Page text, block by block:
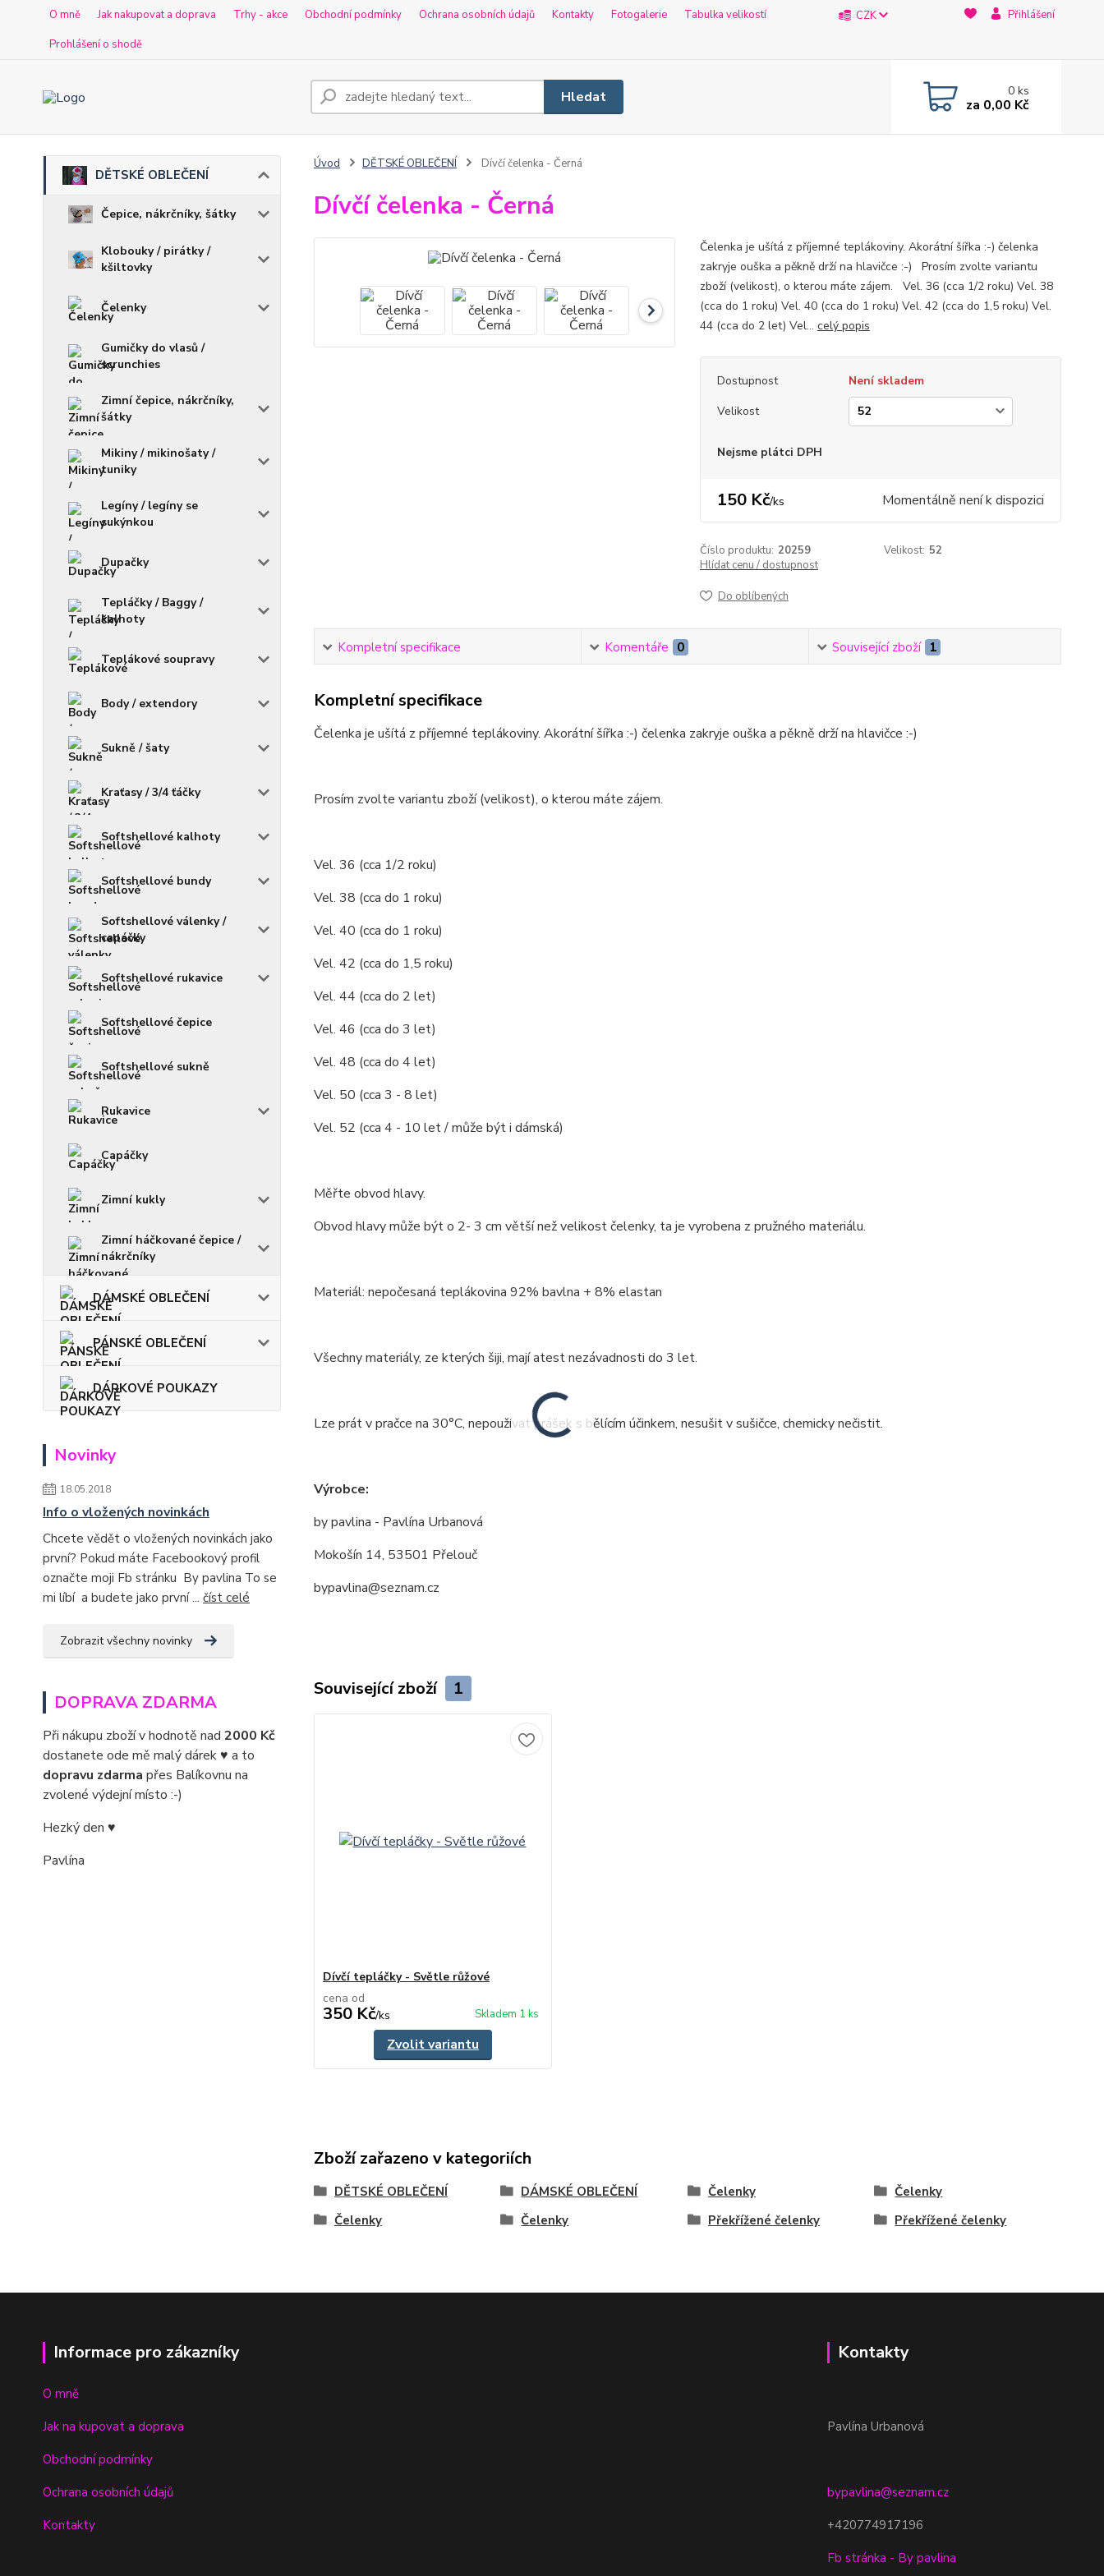
O mně Jak nakupovat a doprava Trhy - akce Obchodní podmínky Ochrana osobních údajů Kontakty Fotogalerie
Tabulka velikostí
Prohlášení o shodě
CZK Přihlášení
Hledat 0ks
za 0,00 Kč
DĚTSKÉ OBLEČENÍ
Čepice, nákrčníky, šátky
Klobouky / pirátky /
kšiltovky
Čelenky
Gumičky do vlasů /
scrunchies
Zimní čepice, nákrčníky,
šátky
Mikiny / mikinošaty /
tuniky
Legíny / legíny se
sukýnkou
Dupačky
Tepláčky / Baggy /
kalhoty
Teplákové soupravy
Body / extendory
Sukně / šaty
Kraťasy / 3/4 ťáčky
Softshellové kalhoty
Softshellové bundy
Softshellové válenky /
capáčky
Softshellové rukavice
Softshellové čepice
Softshellové sukně
Rukavice
Capáčky
Zimní kukly
Zimní háčkované čepice /
nákrčníky
DÁMSKÉ OBLEČENÍ
PÁNSKÉ OBLEČENÍ
DÁRKOVÉ POUKAZY
Novinky
18.05.2018
Info o vložených novinkách
Chcete vědět o vložených novinkách jako
první? Pokud máte Facebookový profil
označte moji Fb stránku By pavlina To se
mi líbí a budete jako první ... číst celé
Zobrazit všechny novinky
DOPRAVA ZDARMA
Při nákupu zboží v hodnotě nad 2000 Kč
dostanete ode mě malý dárek ♥ a to
dopravu zdarma přes Balíkovnu na
zvolené výdejní místo :-)
Hezký den ♥
Pavlína
Úvod DĚTSKÉ OBLEČENÍ Dívčí čelenka - Černá
Dívčí čelenka - Černá
Čelenka je ušítá z příjemné teplákoviny. Akorátní šířka :-) čelenka
zakryje ouška a pěkně drží na hlavičce :-) Prosím zvolte variantu
zboží (velikost), o kterou máte zájem. Vel. 36 (cca 1/2 roku) Vel. 38
(cca do 1 roku) Vel. 40 (cca do 1 roku) Vel. 42 (cca do 1,5 roku) Vel.
44 (cca do 2 let) Vel... celý popis
Dostupnost
Není skladem
Velikost
Nejsme plátci DPH
150 Kč/ks Momentálně není k dispozici
Číslo produktu: 20259 Velikost: 52
Hlídat cenu / dostupnost
Do oblíbených
Kompletní specifikace Komentáře 0 Související zboží 1
Kompletní specifikace
Čelenka je ušítá z příjemné teplákoviny. Akorátní šířka :-) čelenka zakryje ouška a pěkně drží na hlavičce :-)
Prosím zvolte variantu zboží (velikost), o kterou máte zájem.
Vel. 36 (cca 1/2 roku)
Vel. 38 (cca do 1 roku)
Vel. 40 (cca do 1 roku)
Vel. 42 (cca do 1,5 roku)
Vel. 44 (cca do 2 let)
Vel. 46 (cca do 3 let)
Vel. 48 (cca do 4 let)
Vel. 50 (cca 3 - 8 let)
Vel. 52 (cca 4 - 10 let / může být i dámská)
Měřte obvod hlavy.
Obvod hlavy může být o 2- 3 cm větší než velikost čelenky, ta je vyrobena z pružného materiálu.
Materiál: nepočesaná teplákovina 92% bavlna + 8% elastan
Všechny materiály, ze kterých šiji, mají atest nezávadnosti do 3 let.
Lze prát v pračce na 30°C, nepoužívat prášek s bělícím účinkem, nesušit v sušičce, chemicky nečistit.
Výrobce:
by pavlina - Pavlína Urbanová
Mokošín 14, 53501 Přelouč
bypavlina@seznam.cz
Související zboží 1
Dívčí tepláčky - Světle růžové
cena od
350 Kč/ks Skladem 1 ks
Zvolit variantu
Zboží zařazeno v kategoriích
DĚTSKÉ OBLEČENÍ DÁMSKÉ OBLEČENÍ Čelenky
Čelenky
Čelenky
Čelenky Překřížené čelenky Překřížené čelenky
Informace pro zákazníky
O mně
Jak na kupovat a doprava
Obchodní podmínky
Ochrana osobních údajů
Kontakty
Kontakty
Pavlína Urbanová
bypavlina@seznam.cz
+420774917196
Fb stránka - By pavlina